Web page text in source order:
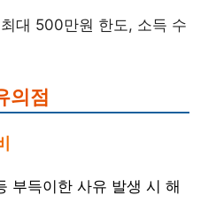
대 500만원 한도, 소득 수
의점
부득이한 사유 발생 시 해